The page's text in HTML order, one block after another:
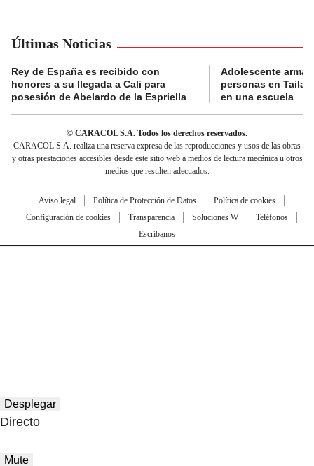
Últimas Noticias
Rey de España es recibido con
honores a su llegada a Cali para
posesión de Abelardo de la Espriella
Adolescente
personas en
en una escuela
© CARACOL S.A. Todos los derechos reservados.
CARACOL S.A. realiza una reserva expresa de las reproducciones y usos de las obras
y otras prestaciones accesibles desde este sitio web a medios de lectura mecánica u otros
medios que resulten adecuados.
Aviso legal Política de Protección de Datos
Política de cookies
Configuración de cookies
Transparencia Soluciones W
Teléfonos
Escríbanos
Desplegar
Directo
Mute